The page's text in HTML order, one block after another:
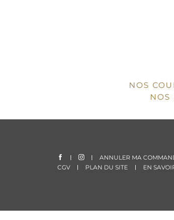
NOS
NOS
ANNULER MA
CGV
PLAN DU SITE EN